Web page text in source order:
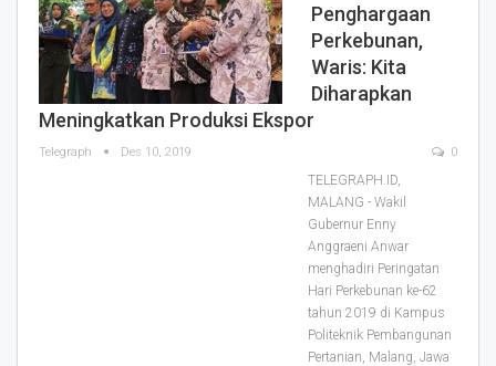
Penghargaan
Perkebunan,
Waris: Kita
Diharapkan
Meningkatkan Produksi Ekspor
Telegraph Des 10, 2019 0
TELEGRAPH.ID,
MALANG - Wakil
Gubernur Enny
Anggraeni Anwar
menghadiri Peringatan
Hari Perkebunan ke-62
tahun 2019 di Kampus
Politeknik Pembangunan
Pertanian, Malang, Jawa